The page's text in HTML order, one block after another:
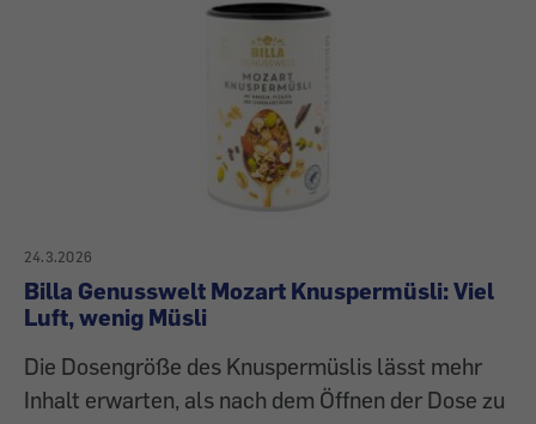
24.3.2026
Billa Genusswelt Mozart Knuspermüsli: Viel
Luft, wenig Müsli
Die Dosengröße des Knuspermüslis lässt mehr
Inhalt erwarten, als nach dem Öffnen der Dose zu